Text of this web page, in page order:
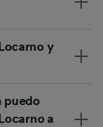
y
puedo
a